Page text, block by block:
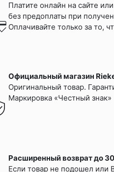
Платите онлайн на сайте или
без предоплаты при
Оплачивайте только за то,
Официальный магазин
Оригинальный товар.
Маркировка «Честный знак»
Расширенный возврат до
Если товар не подошел или